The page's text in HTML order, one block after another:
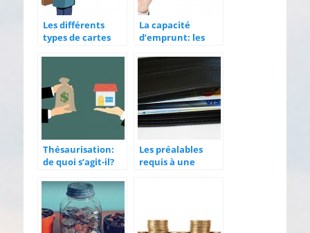
Les différents
types de cartes
La capacité
d’emprunt: les
calculent
Thésaurisation:
de quoi s’agit-il?
Les préalables
requis à une